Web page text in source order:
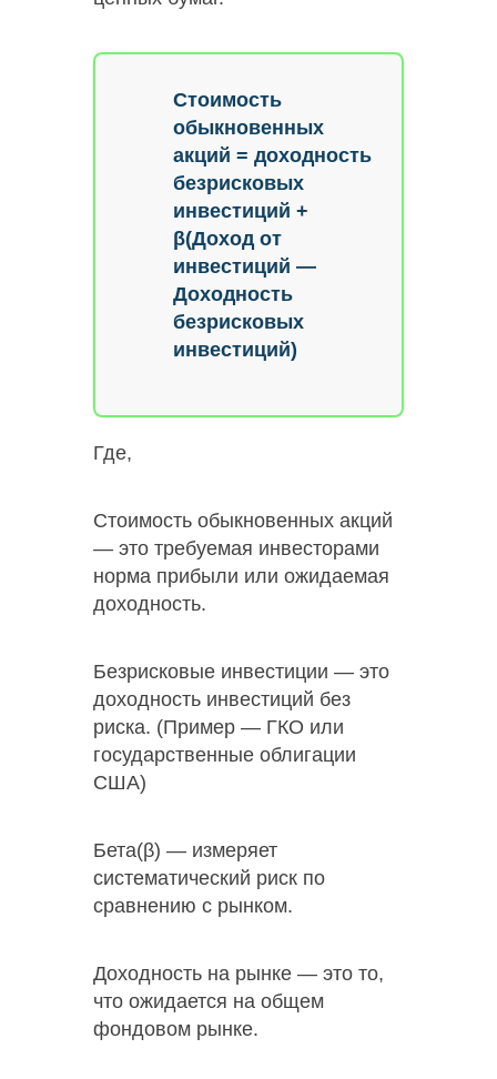
Стоимость
обыкновенных
акций = доходность
безрисковых
инвестиций +
β(Доход от
инвестиций —
Доходность
безрисковых
инвестиций)
Где,
Стоимость обыкновенных акций
— это требуемая инвесторами
норма прибыли или ожидаемая
доходность.
Безрисковые инвестиции — это
доходность инвестиций без
риска. (Пример — ГКО или
государственные облигации
США)
Бета(β) — измеряет
систематический риск по
сравнению с рынком.
Доходность на рынке — это то,
что ожидается на общем
фондовом рынке.